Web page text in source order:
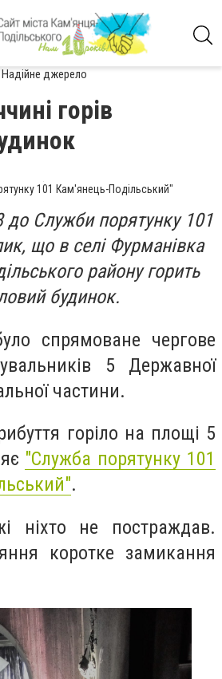
Надійне джерело
горів
101 Кам'янець-Подільський"
до Служби порятунку 101
що в селі Фурманівка
району горить
будинок.
спрямоване чергове
5 Державної
частини.
горіло на площі 5
"Служба порятунку 101
.
ніхто не постраждав.
коротке замикання